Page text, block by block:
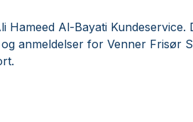
Hameed Al-Bayati Kundeservice.
anmeldelser for Venner Frisør